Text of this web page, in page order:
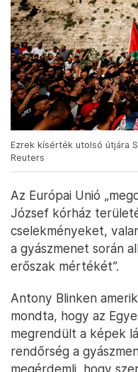
Ezrek kísérték utolsó útjára
Reuters
Az Európai Unió
József kórház
cselekményeket,
a gyászmenet során
erőszak mértékét”.
Antony Blinken
mondta, hogy az
megrendült a képek
rendőrség a
megérdemli, hogy